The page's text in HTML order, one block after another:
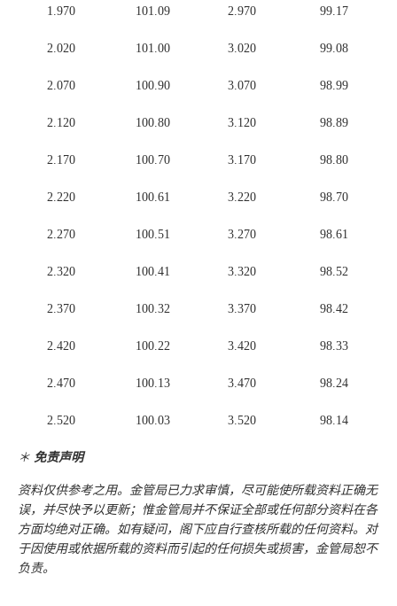
1.970 101.09 2.970 99.17
2.020 101.00 3.020 99.08
2.070 100.90 3.070 98.99
2.120 100.80 3.120 98.89
2.170 100.70 3.170 98.80
2.220 100.61 3.220 98.70
2.270 100.51 3.270 98.61
2.320 100.41 3.320 98.52
2.370 100.32 3.370 98.42
2.420 100.22 3.420 98.33
2.470 100.13 3.470 98.24
2.520 100.03 3.520 98.14
＊ 免责声明
资料仅供参考之用。金管局已力求审慎，尽可能使所载资料正确无
误，并尽快予以更新；惟金管局并不保证全部或任何部分资料在各
方面均绝对正确。如有疑问，阁下应自行查核所载的任何资料。对
于因使用或依据所载的资料而引起的任何损失或损害，金管局恕不
负责。